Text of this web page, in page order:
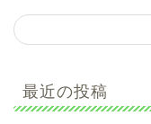
最近の投稿